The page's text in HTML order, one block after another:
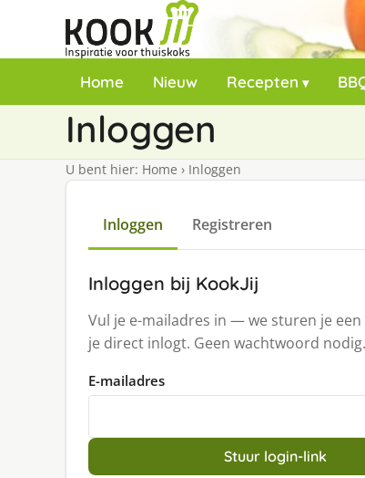
Home Nieuw Recepten
Inloggen
U bent hier: Home › Inloggen
Inloggen Registreren
Inloggen bij KookJij
Vul je e-mailadres in — we sturen je
je direct inlogt. Geen wachtwoord nodig.
E-mailadres
Stuur login-link